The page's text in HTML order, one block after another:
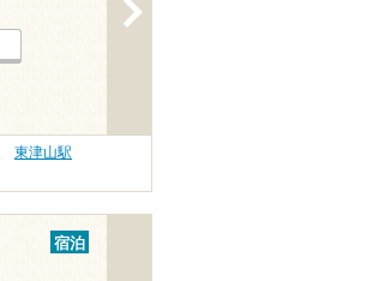
東津山駅
宿泊